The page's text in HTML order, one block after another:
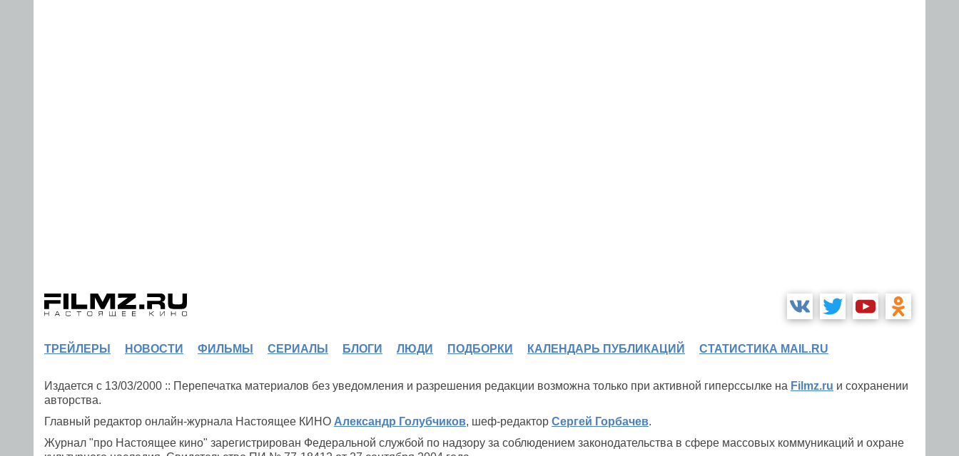
ТРЕЙЛЕРЫ НОВОСТИ ФИЛЬМЫ СЕРИАЛЫ БЛОГИ ЛЮДИ ПОДБОРКИ КАЛЕНДАРЬ ПУБЛИКАЦИЙ СТАТИСТИКА MAIL.RU
Издается с 13/03/2000 :: Перепечатка материалов без уведомления и разрешения редакции возможна только при активной гиперссылке на Filmz.ru и сохранении
авторства.
Главный редактор онлайн-журнала Настоящее КИНО Александр Голубчиков, шеф-редактор Сергей Горбачев.
Журнал "про Настоящее кино" зарегистрирован Федеральной службой по надзору за соблюдением законодательства в сфере массовых коммуникаций и охране